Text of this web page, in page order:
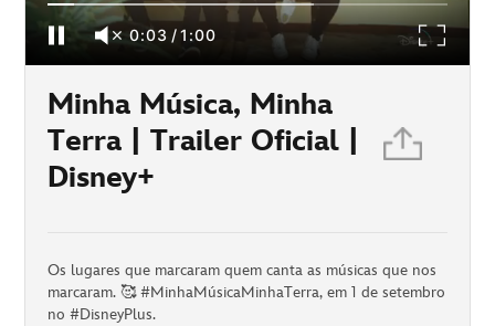
0:04 /1:00
Minha Música, Minha
Terra | Trailer Oficial |
Disney+
Os lugares que marcaram quem canta as músicas que nos
marcaram. 🥰 #MinhaMúsicaMinhaTerra, em 1 de setembro
no #DisneyPlus.